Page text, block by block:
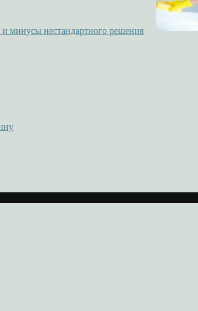
минусы нестандартного решения